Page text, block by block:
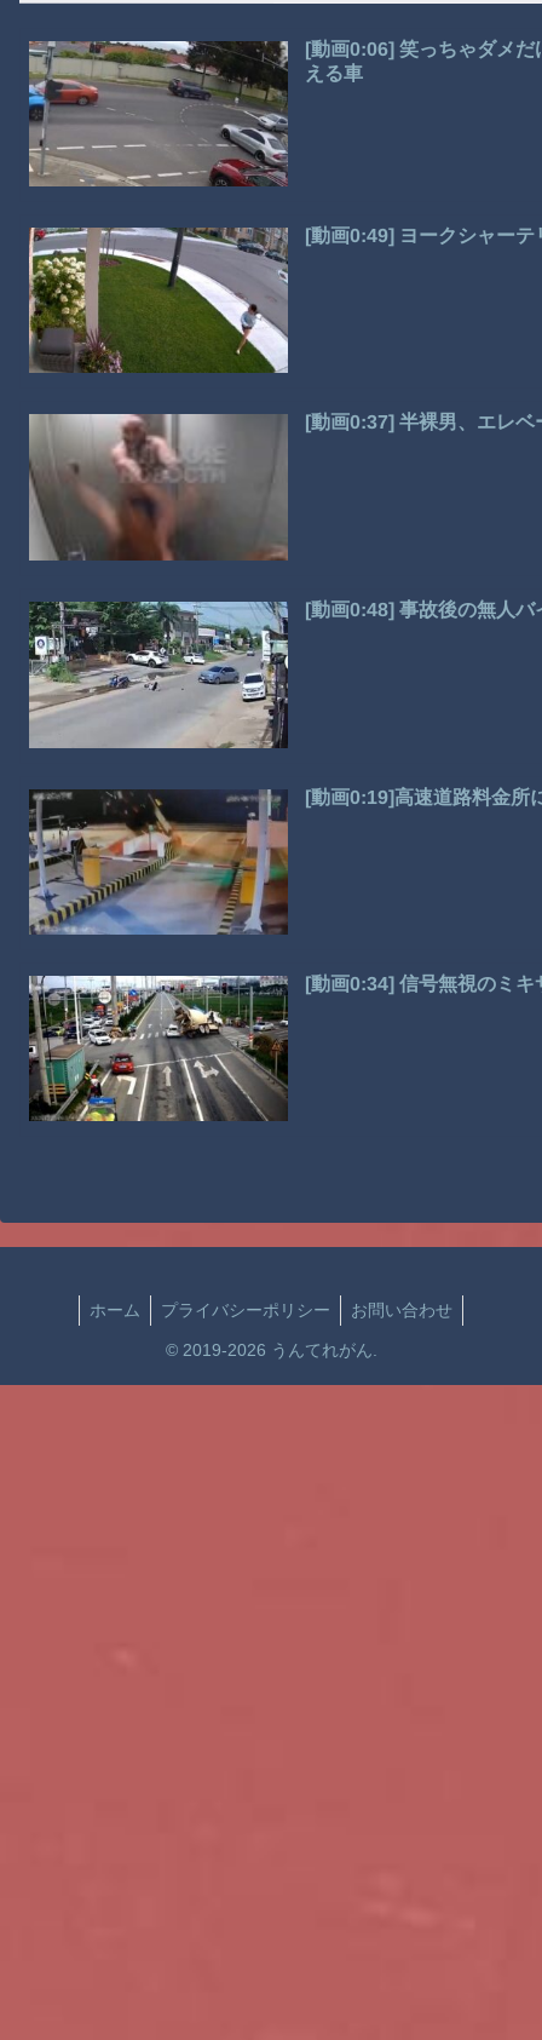
[動画0:06] 笑っちゃダメ
える車
[動画0:49] ヨークシャー
[動画0:37] 半裸男、エレ
[動画0:48] 事故後の無人
[動画0:19]高速道路料金所
[動画0:34] 信号無視のミ
ホーム プライバシーポリシー お問い合わせ
© 2019-2026 うんてれがん.